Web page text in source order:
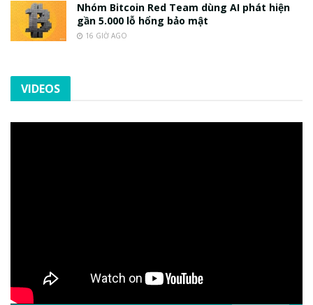
Nhóm Bitcoin Red Team dùng AI phát hiện
gần 5.000 lỗ hổng bảo mật
16 GIỜ AGO
VIDEOS